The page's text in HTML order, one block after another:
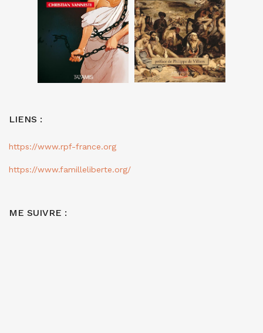
LIENS :
https://www.rpf-france.org
https://www.familleliberte.org/
ME SUIVRE :